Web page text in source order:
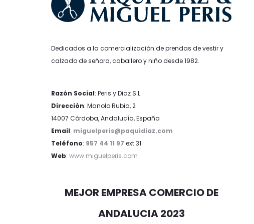
Dedicados a la comercialización de prendas de vestir y
calzado de señora, caballero y niño desde 1982.
Razón Social: Peris y Diaz S.L.
Dirección: Manolo Rubia, 2
14007 Córdoba, Andalucía, España
Email: miguelperis@paquidiaz.com
Teléfono: 957 44 11 97 ext 31
Web: www.miguelperis.com
MEJOR EMPRESA COMERCIO DE
ANDALUCIA 2023